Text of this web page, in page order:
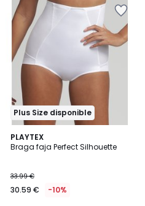
Plus Size disponible
PLAYTEX
Braga faja Perfect Silhouette
33.99 €
30.59 € -10%
4,1
/ 5
3
Colores